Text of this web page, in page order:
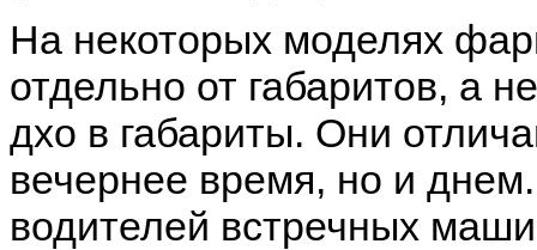
На некоторых моделях
отдельно от габаритов, а
дхо в габариты. Они
вечернее время, но и
водителей встречных